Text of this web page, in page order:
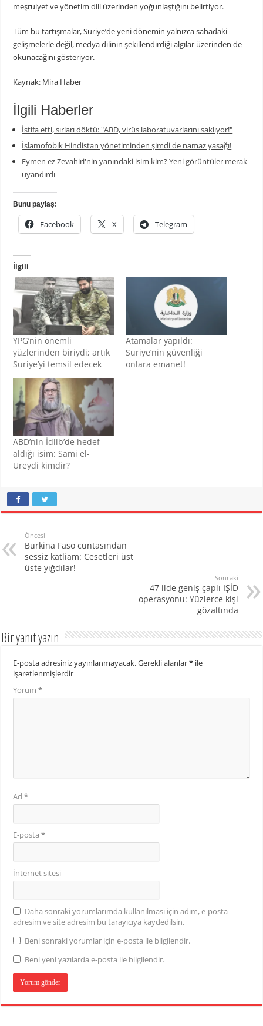
meşruiyet ve yönetim dili üzerinden yoğunlaştığını belirtiyor.
Tüm bu tartışmalar, Suriye’de yeni dönemin yalnızca sahadaki
gelişmelerle değil, medya dilinin şekillendirdiği algılar üzerinden de
okunacağını gösteriyor.
Kaynak: Mira Haber
İlgili Haberler
İstifa etti, sırları döktü: "ABD, virüs laboratuvarlarını saklıyor!"
İslamofobik Hindistan yönetiminden şimdi de namaz yasağı!
Eymen ez Zevahiri'nin yanındaki isim kim? Yeni görüntüler merak
uyandırdı
Bunu paylaş:
Facebook X Telegram
İlgili
YPG’nin önemli
yüzlerinden biriydi; artık
Suriye’yi temsil edecek
Atamalar yapıldı:
Suriye’nin güvenliği
onlara emanet!
ABD’nin İdlib’de hedef
aldığı isim: Sami el-
Ureydi kimdir?
Öncesi
Burkina Faso cuntasından
sessiz katliam: Cesetleri üst
üste yığdılar!
Sonraki
47 ilde geniş çaplı IŞİD
operasyonu: Yüzlerce kişi
gözaltında
Bir yanıt yazın
E-posta adresiniz yayınlanmayacak.Gerekli alanlar* ile
işaretlenmişlerdir
Yorum*
Ad*
E-posta*
İnternet sitesi
Daha sonraki yorumlarımda kullanılması için adım, e-posta
adresim ve site adresim bu tarayıcıya kaydedilsin.
Beni sonraki yorumlar için e-posta ile bilgilendir.
Beni yeni yazılarda e-posta ile bilgilendir.